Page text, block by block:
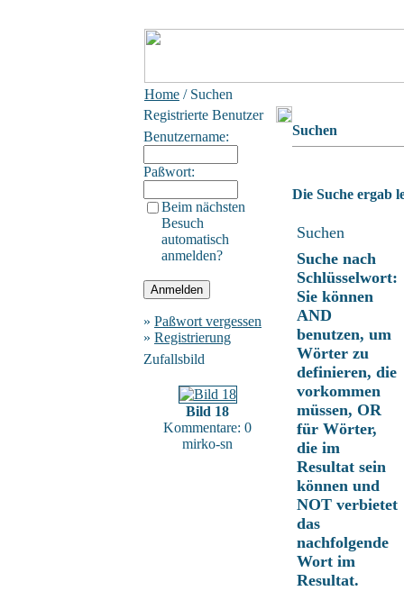
Home / Suchen
Registrierte Benutzer
Benutzername:
Paßwort:
Beim nächsten
Besuch
automatisch
anmelden?
» Paßwort vergessen
» Registrierung
Zufallsbild
Bild 18
Kommentare: 0
mirko-sn
Suchen
Die Suche ergab
Suchen
Suche nach
Schlüsselwort:
Sie können
AND
benutzen, um
Wörter zu
definieren, die
vorkommen
müssen, OR
für Wörter,
die im
Resultat sein
können und
NOT verbietet
das
nachfolgende
Wort im
Resultat.